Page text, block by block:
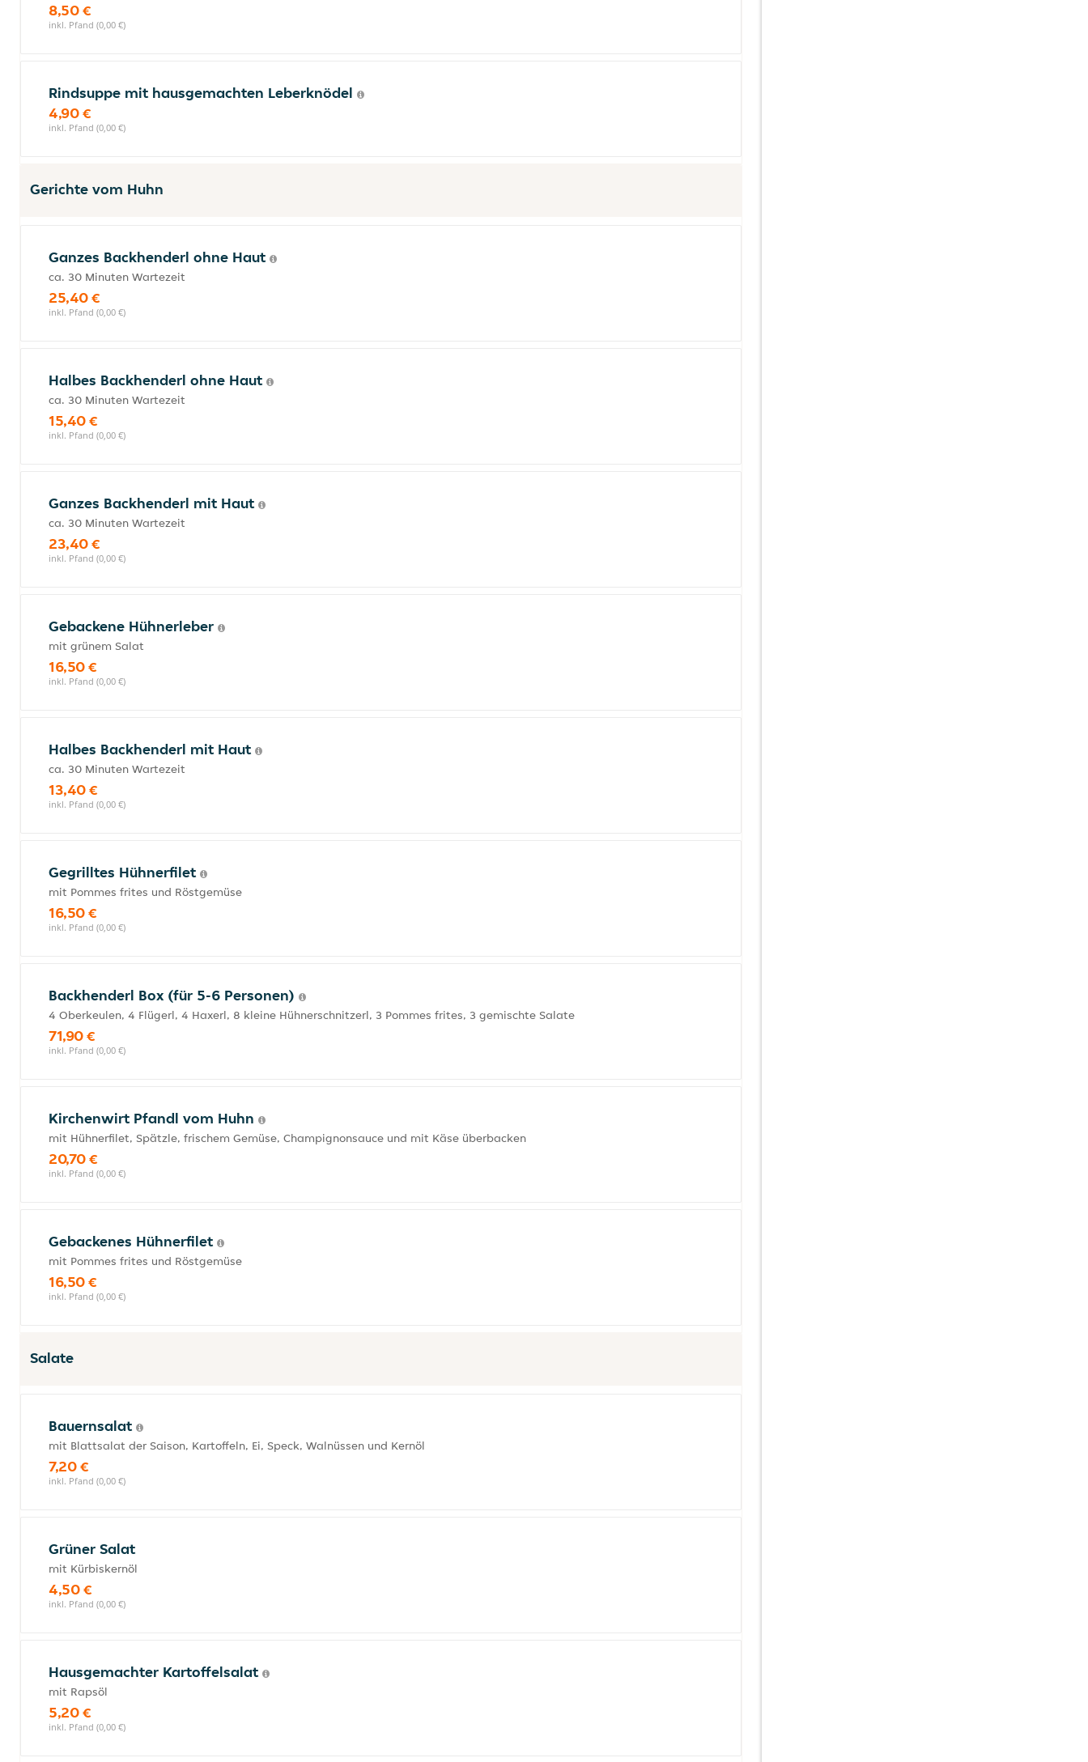
8,50 €
inkl. Pfand (0,00 €)
Rindsuppe mit hausgemachten Leberknödel
4,90 €
inkl. Pfand (0,00 €)
Gerichte vom Huhn
Ganzes Backhenderl ohne Haut
ca. 30 Minuten Wartezeit
25,40 €
inkl. Pfand (0,00 €)
Halbes Backhenderl ohne Haut
ca. 30 Minuten Wartezeit
15,40 €
inkl. Pfand (0,00 €)
Ganzes Backhenderl mit Haut
ca. 30 Minuten Wartezeit
23,40 €
inkl. Pfand (0,00 €)
Gebackene Hühnerleber
mit grünem Salat
16,50 €
inkl. Pfand (0,00 €)
Halbes Backhenderl mit Haut
ca. 30 Minuten Wartezeit
13,40 €
inkl. Pfand (0,00 €)
Gegrilltes Hühnerfilet
mit Pommes frites und Röstgemüse
16,50 €
inkl. Pfand (0,00 €)
Backhenderl Box (für 5-6 Personen)
4 Oberkeulen, 4 Flügerl, 4 Haxerl, 8 kleine Hühnerschnitzerl, 3 Pommes frites, 3 gemischte Salate
71,90 €
inkl. Pfand (0,00 €)
Kirchenwirt Pfandl vom Huhn
mit Hühnerfilet, Spätzle, frischem Gemüse, Champignonsauce und mit Käse überbacken
20,70 €
inkl. Pfand (0,00 €)
Gebackenes Hühnerfilet
mit Pommes frites und Röstgemüse
16,50 €
inkl. Pfand (0,00 €)
Salate
Bauernsalat
mit Blattsalat der Saison, Kartoffeln, Ei, Speck, Walnüssen und Kernöl
7,20 €
inkl. Pfand (0,00 €)
Grüner Salat
mit Kürbiskernöl
4,50 €
inkl. Pfand (0,00 €)
Hausgemachter Kartoffelsalat
mit Rapsöl
5,20 €
inkl. Pfand (0,00 €)